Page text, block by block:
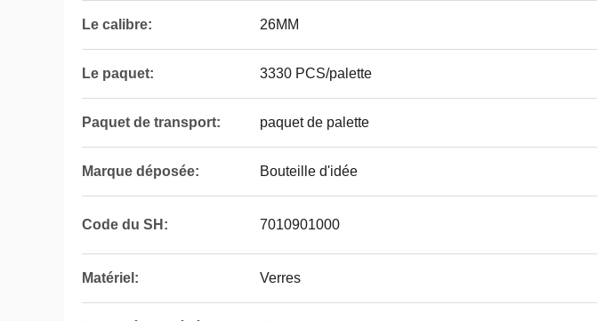
Le calibre: 26MM
Le paquet: 3330 PCS/palette
Paquet de transport: paquet de palette
Marque déposée: Bouteille d'idée
Code du SH: 7010901000
Matériel: Verres